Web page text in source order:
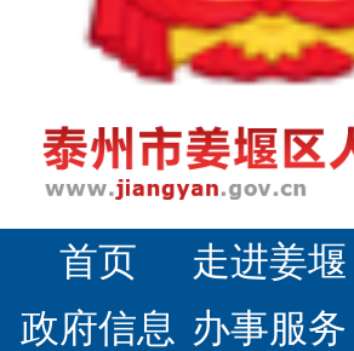
首页 走进姜堰
政府信息 办事服务